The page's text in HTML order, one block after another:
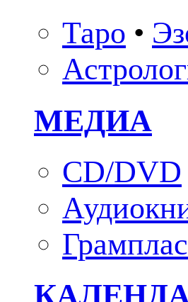
Таро •
МЕДИА
CD/DVD